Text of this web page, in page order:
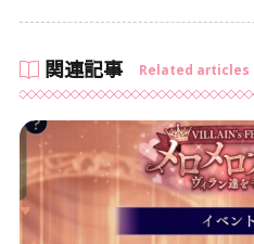
関連記事 Related articles